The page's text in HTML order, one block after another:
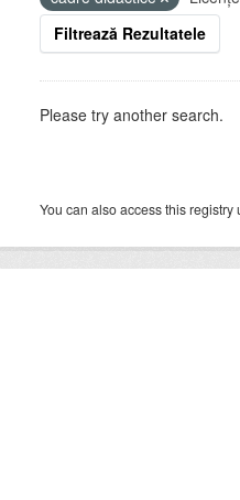
Filtrează Rezultatele
Please try another search.
You can also access this registry